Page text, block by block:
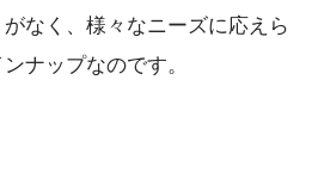
なく、様々なニーズに応えら
ナップなのです。